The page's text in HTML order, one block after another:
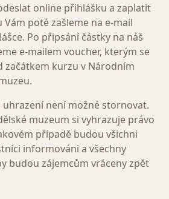
online přihlášku a zaplatit
poté zašleme na e-mail
Po připsání částky na náš
e-mailem voucher, kterým se
začátkem kurzu v Národním
uhrazení není možné stornovat.
muzeum si vyhrazuje právo
případě budou všichni
informováni a všechny
budou zájemcům vráceny zpět